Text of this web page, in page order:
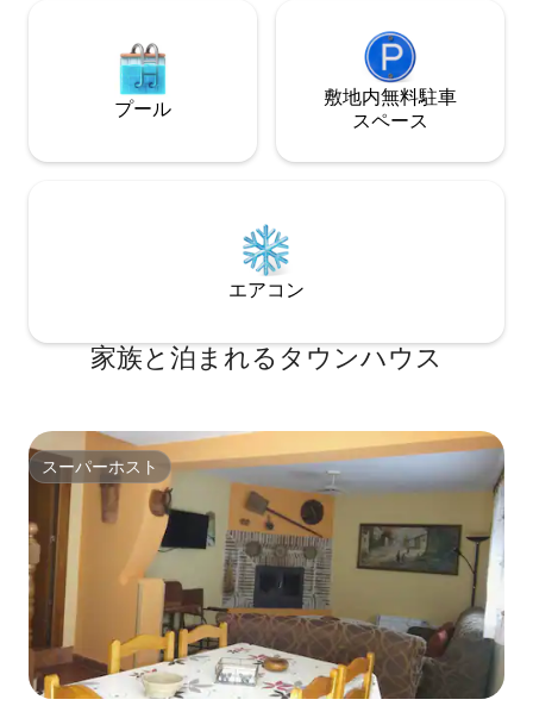
プール
敷地内無料駐⁠車
ス⁠ペ⁠ー⁠ス
エアコン
家族と泊まれるタウンハウス
スーパーホスト
スーパーホスト